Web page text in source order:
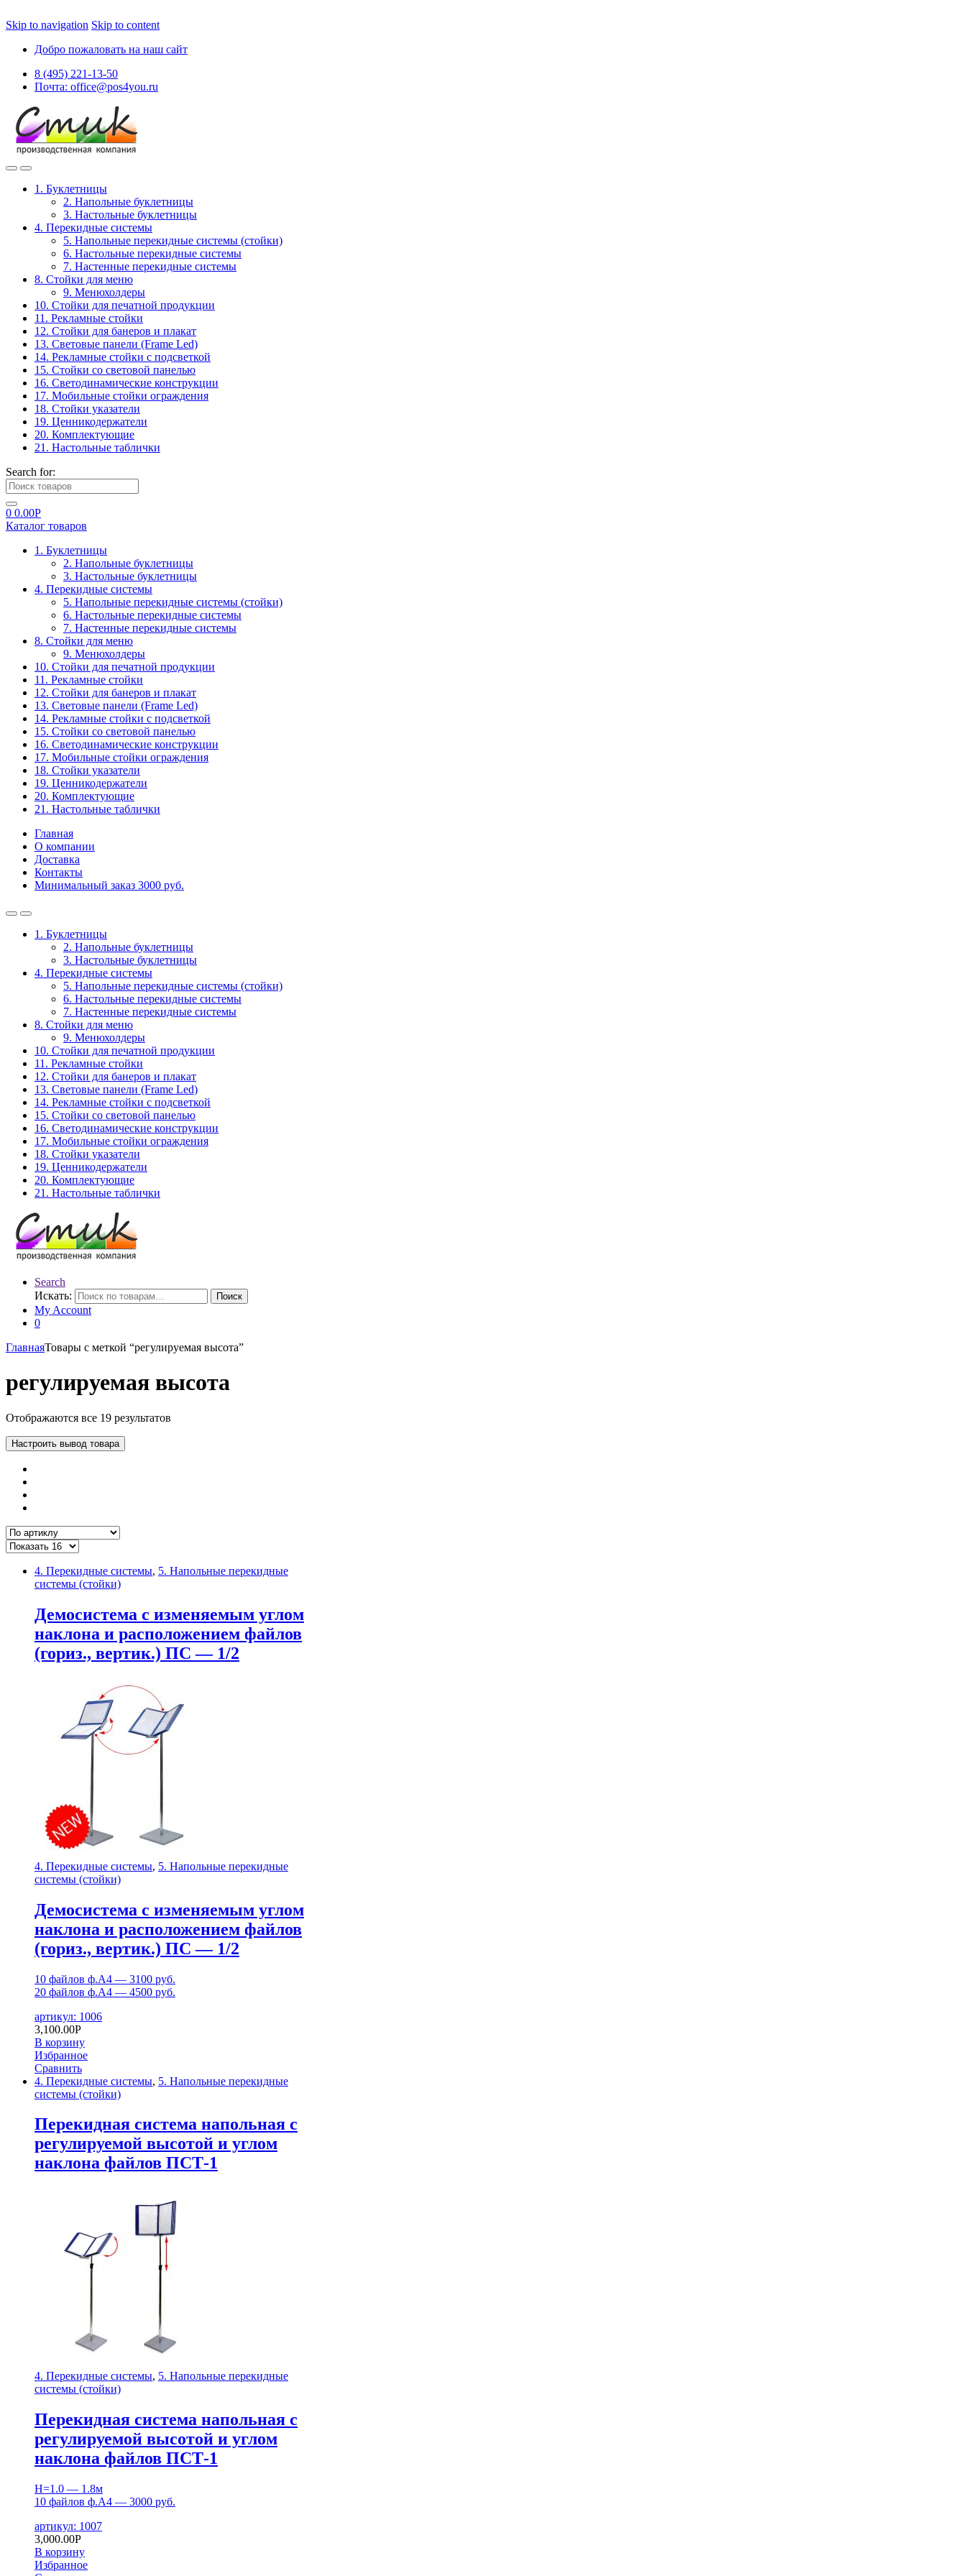
Skip to navigation Skip to content
Добро пожаловать на наш сайт
8 (495) 221-13-50
Почта: office@pos4you.ru
1. Буклетницы
2. Напольные буклетницы
3. Настольные буклетницы
4. Перекидные системы
5. Напольные перекидные системы (стойки)
6. Настольные перекидные системы
7. Настенные перекидные системы
8. Стойки для меню
9. Менюхолдеры
10. Стойки для печатной продукции
11. Рекламные стойки
12. Стойки для банеров и плакат
13. Световые панели (Frame Led)
14. Рекламные стойки с подсветкой
15. Стойки со световой панелью
16. Светодинамические конструкции
17. Мобильные стойки ограждения
18. Стойки указатели
19. Ценникодержатели
20. Комплектующие
21. Настольные таблички
Search for:
0 0.00Р
Каталог товаров
1. Буклетницы
2. Напольные буклетницы
3. Настольные буклетницы
4. Перекидные системы
5. Напольные перекидные системы (стойки)
6. Настольные перекидные системы
7. Настенные перекидные системы
8. Стойки для меню
9. Менюхолдеры
10. Стойки для печатной продукции
11. Рекламные стойки
12. Стойки для банеров и плакат
13. Световые панели (Frame Led)
14. Рекламные стойки с подсветкой
15. Стойки со световой панелью
16. Светодинамические конструкции
17. Мобильные стойки ограждения
18. Стойки указатели
19. Ценникодержатели
20. Комплектующие
21. Настольные таблички
Главная
О компании
Доставка
Контакты
Минимальный заказ 3000 руб.
1. Буклетницы
2. Напольные буклетницы
3. Настольные буклетницы
4. Перекидные системы
5. Напольные перекидные системы (стойки)
6. Настольные перекидные системы
7. Настенные перекидные системы
8. Стойки для меню
9. Менюхолдеры
10. Стойки для печатной продукции
11. Рекламные стойки
12. Стойки для банеров и плакат
13. Световые панели (Frame Led)
14. Рекламные стойки с подсветкой
15. Стойки со световой панелью
16. Светодинамические конструкции
17. Мобильные стойки ограждения
18. Стойки указатели
19. Ценникодержатели
20. Комплектующие
21. Настольные таблички
Search
Искать:
Поиск
My Account
0
ГлавнаяТовары с меткой “регулируемая высота”
регулируемая высота
Отображаются все 19 результатов
Настроить вывод товара
4. Перекидные системы, 5. Напольные перекидные
системы (стойки)
Демосистема с изменяемым углом
наклона и расположением файлов
(гориз., вертик.) ПС — 1/2
4. Перекидные системы, 5. Напольные перекидные
системы (стойки)
Демосистема с изменяемым углом
наклона и расположением файлов
(гориз., вертик.) ПС — 1/2
10 файлов ф.А4 — 3100 руб.
20 файлов ф.А4 — 4500 руб.
артикул: 1006
3,100.00Р
В корзину
Избранное
Сравнить
4. Перекидные системы, 5. Напольные перекидные
системы (стойки)
Перекидная система напольная с
регулируемой высотой и углом
наклона файлов ПСТ-1
4. Перекидные системы, 5. Напольные перекидные
системы (стойки)
Перекидная система напольная с
регулируемой высотой и углом
наклона файлов ПСТ-1
H=1.0 — 1.8м
10 файлов ф.А4 — 3000 руб.
артикул: 1007
3,000.00Р
В корзину
Избранное